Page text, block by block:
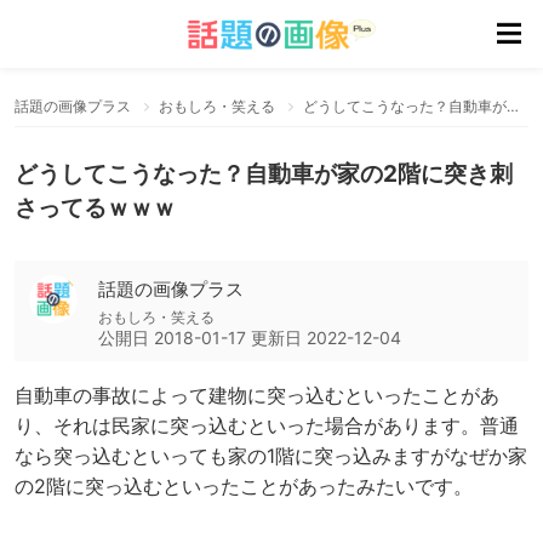
話題の画像プラス おもしろ・笑える どうしてこうなった？自動車が家の2階に突き刺さってるｗｗｗ
どうしてこうなった？自動車が家の2階に突き刺
さってるｗｗｗ
話題の画像プラス
おもしろ・笑える
公開日 2018-01-17 更新日 2022-12-04
自動車の事故によって建物に突っ込むといったことがあ
り、それは民家に突っ込むといった場合があります。普通
なら突っ込むといっても家の1階に突っ込みますがなぜか家
の2階に突っ込むといったことがあったみたいです。